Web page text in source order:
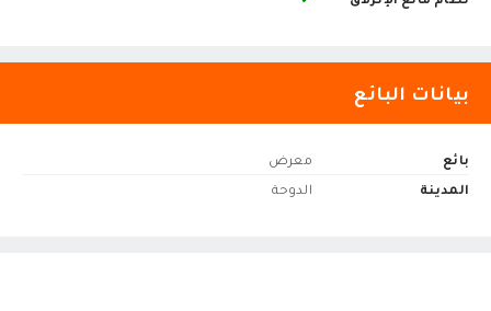
بيانات البائع
بائع
معرض
المدينة
الدوحة